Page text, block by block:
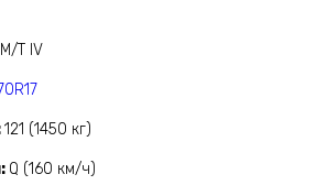
T IV
121 (1450 кг)
Q (160 км/ч)